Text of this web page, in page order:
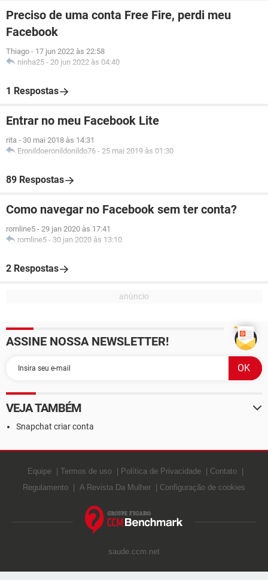
Preciso de uma conta Free Fire, perdi meu
Facebook
Thiago - 17 jun 2022 às 22:58
ninha25 - 20 jun 2022 às 04:40
1 Respostas
Entrar no meu Facebook Lite
rita - 30 mai 2018 às 14:31
Eronildoeronildonildo76 - 25 mai 2019 às 01:30
89 Respostas
Como navegar no Facebook sem ter conta?
romline5 - 29 jan 2020 às 17:41
romline5 - 30 jan 2020 às 13:10
2 Respostas
ASSINE NOSSA NEWSLETTER!
VEJA TAMBÉM
Snapchat criar conta
Equipe Termos de uso Política de Privacidade
Contato
Regulamento
A Revista Da Mulher Configuração de cookies
saude.ccm.net